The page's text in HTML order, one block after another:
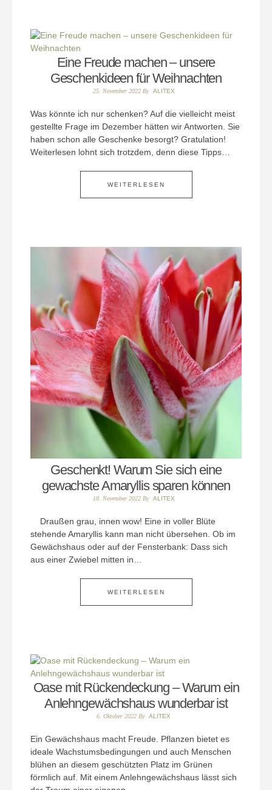
Eine Freude machen – unsere
Geschenkideen für Weihnachten
25. November 2022By ALITEX
Was könnte ich nur schenken? Auf die vielleicht meist
gestellte Frage im Dezember hätten wir Antworten. Sie
haben schon alle Geschenke besorgt? Gratulation!
Weiterlesen lohnt sich trotzdem, denn diese Tipps…
WEITERLESEN
Geschenkt! Warum Sie sich eine
gewachste Amaryllis sparen können
18. November 2022By ALITEX
Draußen grau, innen wow! Eine in voller Blüte
stehende Amaryllis kann man nicht übersehen. Ob im
Gewächshaus oder auf der Fensterbank: Dass sich
aus einer Zwiebel mitten in…
WEITERLESEN
Oase mit Rückendeckung – Warum ein
Anlehngewächshaus wunderbar ist
6. Oktober 2022 By ALITEX
Ein Gewächshaus macht Freude. Pflanzen bietet es
ideale Wachstumsbedingungen und auch Menschen
blühen an diesem geschützten Platz im Grünen
förmlich auf. Mit einem Anlehngewächshaus lässt sich